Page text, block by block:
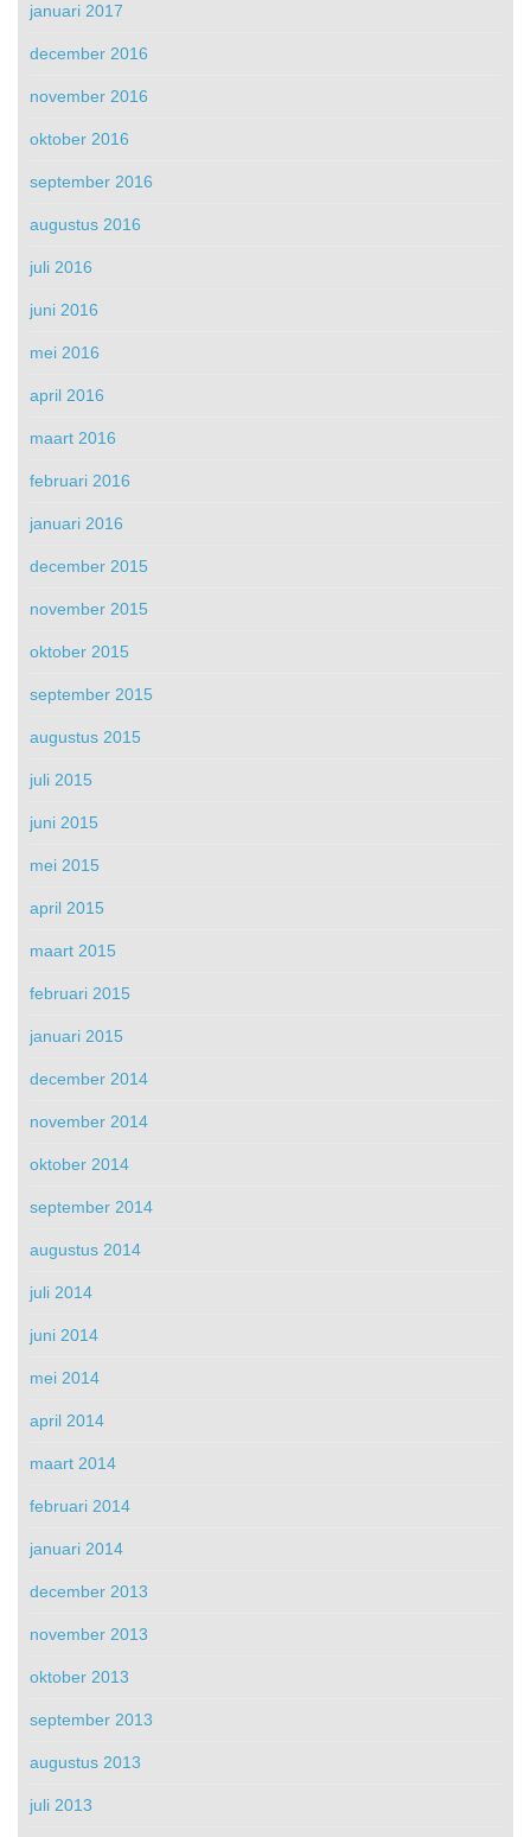
januari 2017
december 2016
november 2016
oktober 2016
september 2016
augustus 2016
juli 2016
juni 2016
mei 2016
april 2016
maart 2016
februari 2016
januari 2016
december 2015
november 2015
oktober 2015
september 2015
augustus 2015
juli 2015
juni 2015
mei 2015
april 2015
maart 2015
februari 2015
januari 2015
december 2014
november 2014
oktober 2014
september 2014
augustus 2014
juli 2014
juni 2014
mei 2014
april 2014
maart 2014
februari 2014
januari 2014
december 2013
november 2013
oktober 2013
september 2013
augustus 2013
juli 2013